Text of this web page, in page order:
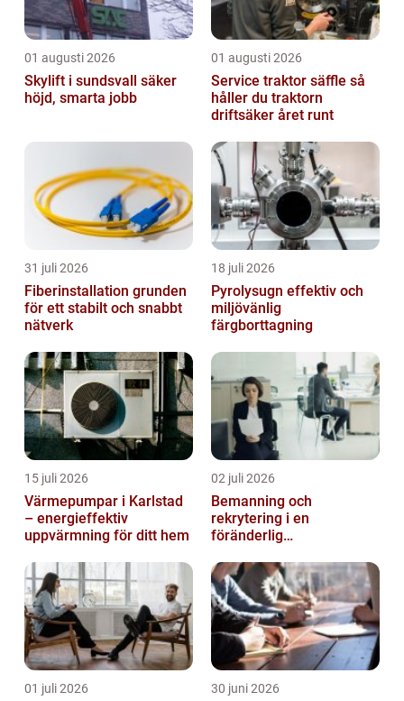
01 augusti 2026
Skylift i sundsvall säker
höjd, smarta jobb
01 augusti 2026
Service traktor säffle så
håller du traktorn
driftsäker året runt
31 juli 2026
Fiberinstallation grunden
för ett stabilt och snabbt
nätverk
18 juli 2026
Pyrolysugn effektiv och
miljövänlig
färgborttagning
15 juli 2026
Värmepumpar i Karlstad
– energieffektiv
uppvärmning för ditt hem
02 juli 2026
Bemanning och
rekrytering i en
föränderlig
01 juli 2026 30 juni 2026